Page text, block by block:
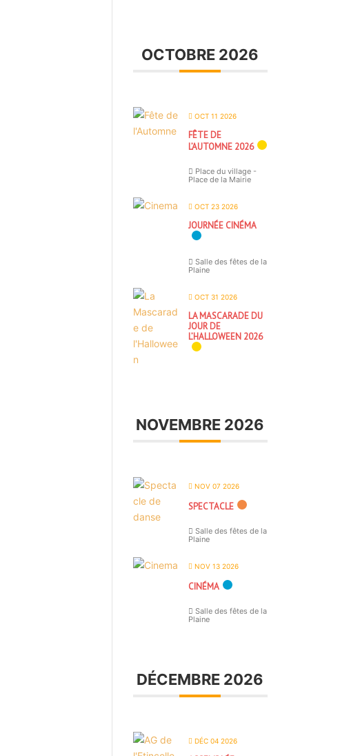
OCTOBRE 2026
OCT 11 2026
FÊTE DE
L’AUTOMNE 2026
Place du village -
Place de la Mairie
OCT 23 2026
JOURNÉE CINÉMA
Salle des fêtes de la
Plaine
OCT 31 2026
LA MASCARADE DU
JOUR DE
L’HALLOWEEN 2026
NOVEMBRE 2026
NOV 07 2026
SPECTACLE
Salle des fêtes de la
Plaine
NOV 13 2026
CINÉMA
Salle des fêtes de la
Plaine
DÉCEMBRE 2026
DÉC 04 2026